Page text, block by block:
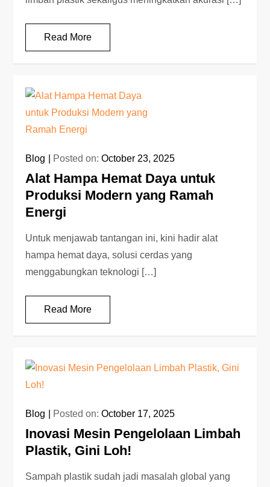
Read More
Blog Posted on:October 23, 2025
Alat Hampa Hemat Daya untuk
Produksi Modern yang Ramah
Energi
Untuk menjawab tantangan ini, kini hadir alat
hampa hemat daya, solusi cerdas yang
menggabungkan teknologi […]
Read More
Blog Posted on:October 17, 2025
Inovasi Mesin Pengelolaan Limbah
Plastik, Gini Loh!
Sampah plastik sudah jadi masalah global yang